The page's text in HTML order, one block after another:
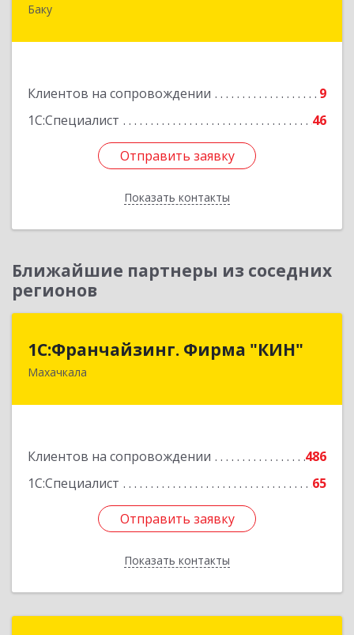
Баку
Клиентов на сопровождении
9
1С:Специалист
46
Отправить заявку
Показать контакты
370010, Баку, Азербайджан, ул.Низами, 125/26
Отправить заявку
Назад
Ближайшие партнеры из соседних
регионов
1С:Франчайзинг. Фирма "КИН"
Махачкала
Клиентов на сопровождении
486
1С:Специалист
65
Отправить заявку
Показать контакты
1С:Франчайзинг. Фирма "КИН"
367030, Дагестан Респ, Махачкала г, И.Казака
Отправить заявку
Назад